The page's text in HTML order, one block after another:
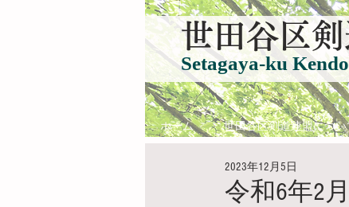
世田谷区
Setagaya-ku
ホーム 世田谷区剣道連盟につい
令和6年2
2023年12月5日